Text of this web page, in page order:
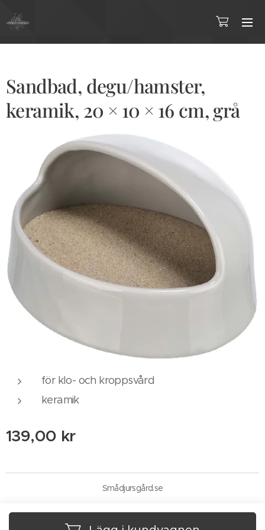
Sandbad, degu/hamster,
keramik, 20 × 10 × 16 cm, grå
för klo- och kroppsvård
keramik
139,00 kr
Smådjursgård.se